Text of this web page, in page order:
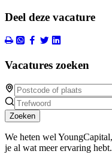
Deel deze vacature
Vacatures zoeken
Zoeken
We heten wel
je al wat meer ervaring